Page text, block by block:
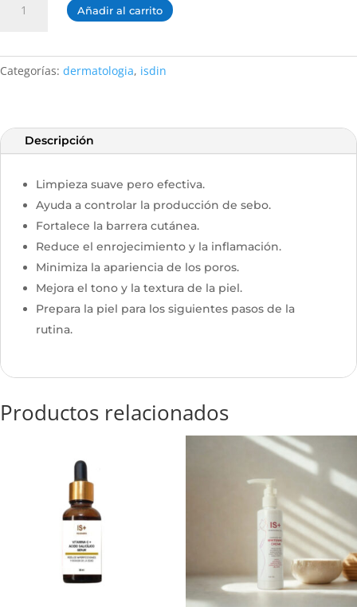
Antiacné
cantidad
Añadir al carrito
Categorías: dermatologia, isdin
Descripción
Limpieza suave pero efectiva.
Ayuda a controlar la producción de sebo.
Fortalece la barrera cutánea.
Reduce el enrojecimiento y la inflamación.
Minimiza la apariencia de los poros.
Mejora el tono y la textura de la piel.
Prepara la piel para los siguientes pasos de la
rutina.
Productos relacionados